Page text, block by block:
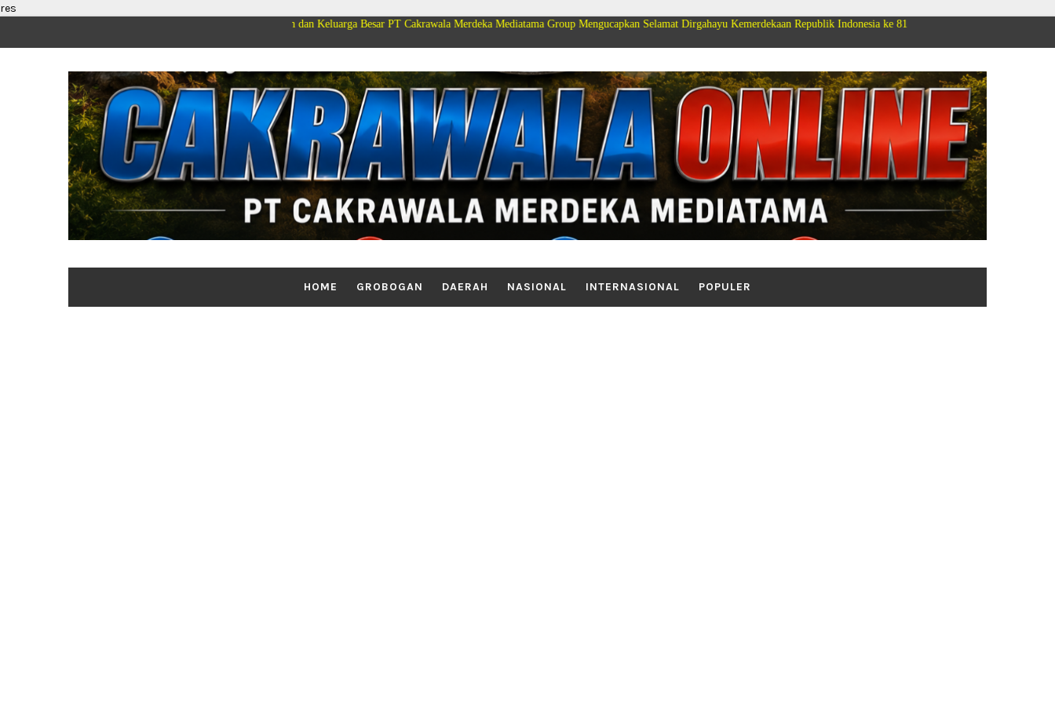
res
Segenap Pimpinan dan Keluarga Besar PT Cakrawala Merdeka Mediatama Group Mengucapkan Selamat Dirgahayu Kemerdekaan Republik Indonesia ke 81
HOME GROBOGAN DAERAH NASIONAL INTERNASIONAL POPULER